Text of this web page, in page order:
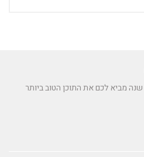
רידר הוא מאגר מאמרים שכבר 20 שנה מביא לכם את התוכן הטוב ביותר